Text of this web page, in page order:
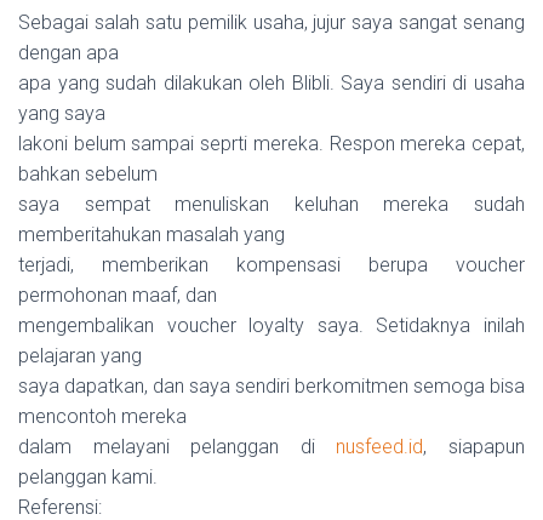
Sebagai salah satu pemilik usaha, jujur saya sangat senang
dengan apa
apa yang sudah dilakukan oleh Blibli. Saya sendiri di usaha
yang saya
lakoni belum sampai seprti mereka. Respon mereka cepat,
bahkan sebelum
saya sempat menuliskan keluhan mereka sudah
memberitahukan masalah yang
terjadi, memberikan kompensasi berupa voucher
permohonan maaf, dan
mengembalikan voucher loyalty saya. Setidaknya inilah
pelajaran yang
saya dapatkan, dan saya sendiri berkomitmen semoga bisa
mencontoh mereka
dalam melayani pelanggan di nusfeed.id, siapapun
pelanggan kami.
Referensi: